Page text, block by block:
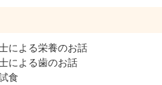
による栄養のお話
による歯のお話
食